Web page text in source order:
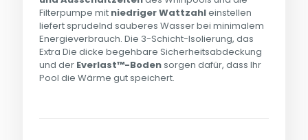
Filterpumpe mit niedriger Wattzahleinstellen
liefert sprudelnd sauberes Wasser bei minimalem
Energieverbrauch. Die 3-Schicht-Isolierung, das
Extra Die dicke begehbare Sicherheitsabdeckung
und der Everlast™-Bodensorgen dafür, dass Ihr
Pool die Wärme gut speichert.